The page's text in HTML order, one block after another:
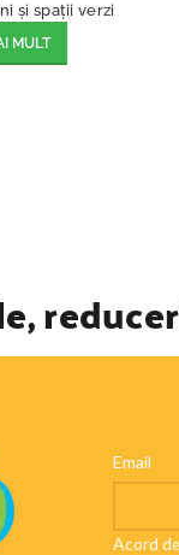
și spații verzi
MULT
Email
Acord